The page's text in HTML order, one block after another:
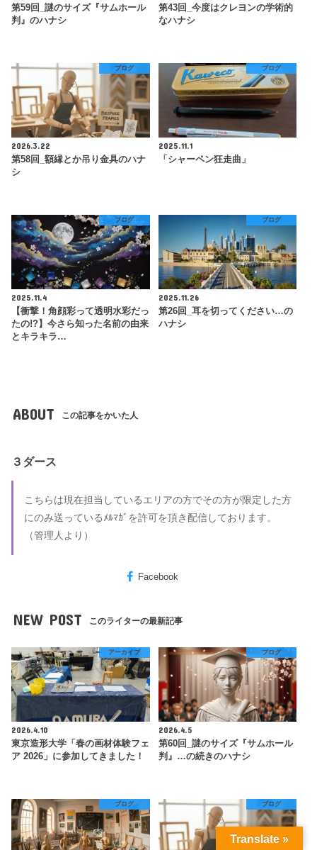
第59回_謎のサイズ『サムホール
判』のハナシ
第43回_今度はクレヨンの学術的
なハナシ
ブログ
2026.3.22
第58回_額縁とか吊り金具のハナ
シ
ブログ
2025.11.1
「シャーペン狂走曲」
ブログ
2025.11.4
【衝撃！角顔彩って透明水彩だっ
たの!?】今さら知った名前の由来
とキラキラ…
ブログ
2025.11.26
第26回_耳を切ってください…の
ハナシ
ABOUT この記事をかいた人
３ダース
こちらは現在担当しているエリアの方でその方が限定した方
にのみ送っているﾒﾙﾏｶﾞを許可を頂き配信しております。
（管理人より）
Facebook
NEW POST このライターの最新記事
アーカイブ
2026.4.10
東京造形大学「春の画材体験フェ
ア 2026」に参加してきました！
ブログ
2026.4.5
第60回_謎のサイズ『サムホール
判』…の続きのハナシ
ブログ ブログ
Translate »